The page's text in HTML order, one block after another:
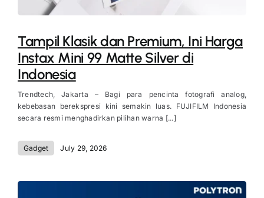
Tampil Klasik dan Premium, Ini Harga
Instax Mini 99 Matte Silver di
Indonesia
Trendtech, Jakarta – Bagi para pencinta fotografi analog,
kebebasan berekspresi kini semakin luas. FUJIFILM Indonesia
secara resmi menghadirkan pilihan warna [...]
Gadget July 29, 2026